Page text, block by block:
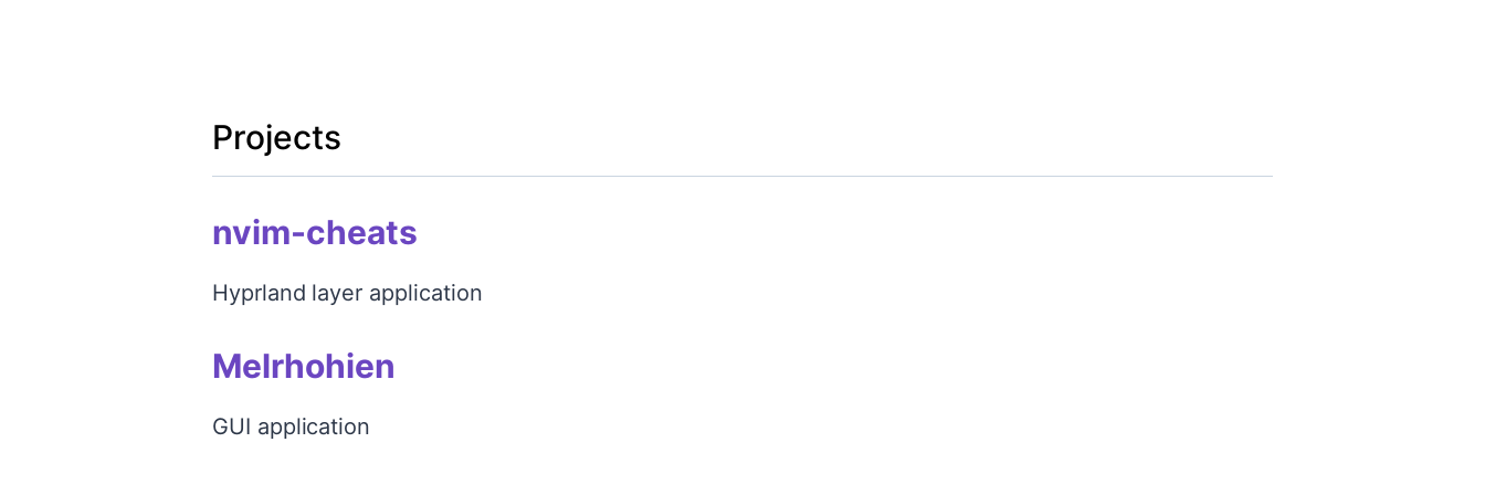
Projects
nvim-cheats
Hyprland layer application
Melrhohien
GUI application